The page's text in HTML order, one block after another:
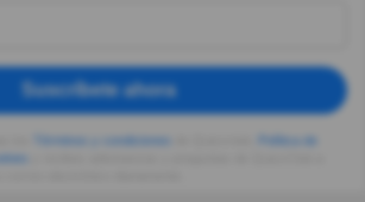
Suscríbete ahora